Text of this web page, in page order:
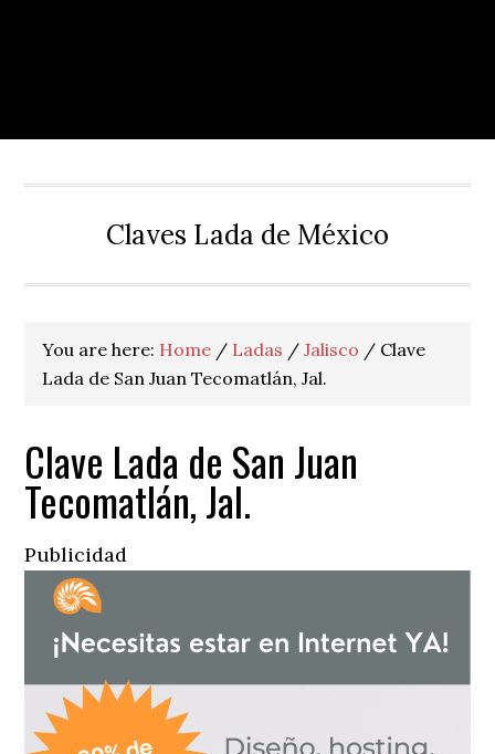
Claves Lada de México
You are here: Home / Ladas / Jalisco / Clave
Lada de San Juan Tecomatlán, Jal.
Clave Lada de San Juan
Tecomatlán, Jal.
Publicidad